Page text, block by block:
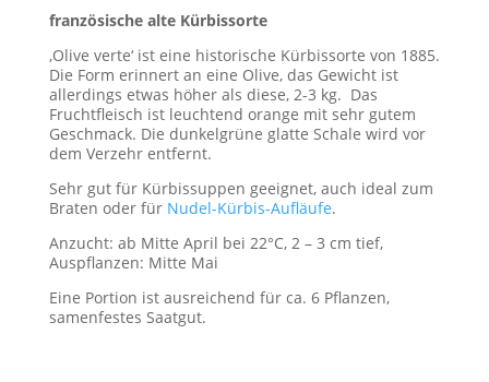
französische alte Kürbissorte
‚Olive verte‘ ist eine historische Kürbissorte von 1885.
Die Form erinnert an eine Olive, das Gewicht ist
allerdings etwas höher als diese, 2-3 kg. Das
Fruchtfleisch ist leuchtend orange mit sehr gutem
Geschmack. Die dunkelgrüne glatte Schale wird vor
dem Verzehr entfernt.
Sehr gut für Kürbissuppen geeignet, auch ideal zum
Braten oder für Nudel-Kürbis-Aufläufe.
Anzucht: ab Mitte April bei 22°C, 2 – 3 cm tief,
Auspflanzen: Mitte Mai
Eine Portion ist ausreichend für ca. 6 Pflanzen,
samenfestes Saatgut.